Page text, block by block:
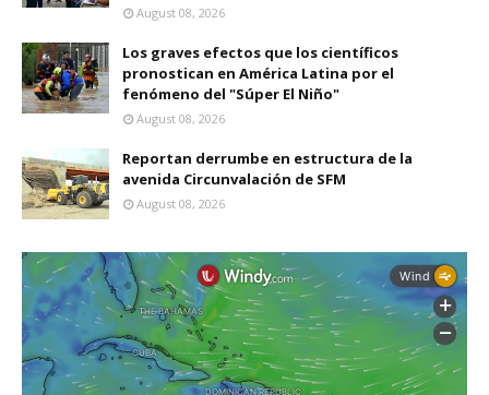
August 08, 2026
Los graves efectos que los científicos
pronostican en América Latina por el
fenómeno del "Súper El Niño"
August 08, 2026
Reportan derrumbe en estructura de la
avenida Circunvalación de SFM
August 08, 2026